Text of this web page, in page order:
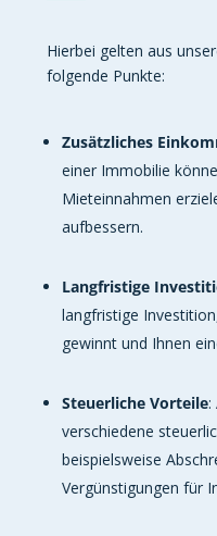
Hierbei gelten aus
folgende Punkte:
Zusätzliches
einer Immobilie
Mieteinnahmen
aufbessern.
Langfristige
langfristige
gewinnt und Ihnen
Steuerliche Vorteile:
verschiedene
beispielsweise
Vergünstigungen für